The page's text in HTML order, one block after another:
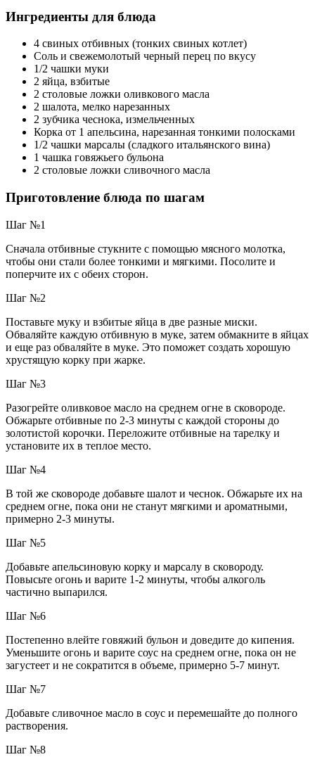
Ингредиенты для блюда
4 свиных отбивных (тонких свиных котлет)
Соль и свежемолотый черный перец по вкусу
1/2 чашки муки
2 яйца, взбитые
2 столовые ложки оливкового масла
2 шалота, мелко нарезанных
2 зубчика чеснока, измельченных
Корка от 1 апельсина, нарезанная тонкими полосками
1/2 чашки марсалы (сладкого итальянского вина)
1 чашка говяжьего бульона
2 столовые ложки сливочного масла
Приготовление блюда по шагам
Шаг №1
Сначала отбивные стукните с помощью мясного молотка,
чтобы они стали более тонкими и мягкими. Посолите и
поперчите их с обеих сторон.
Шаг №2
Поставьте муку и взбитые яйца в две разные миски.
Обваляйте каждую отбивную в муке, затем обмакните в яйцах
и еще раз обваляйте в муке. Это поможет создать хорошую
хрустящую корку при жарке.
Шаг №3
Разогрейте оливковое масло на среднем огне в сковороде.
Обжарьте отбивные по 2-3 минуты с каждой стороны до
золотистой корочки. Переложите отбивные на тарелку и
установите их в теплое место.
Шаг №4
В той же сковороде добавьте шалот и чеснок. Обжарьте их на
среднем огне, пока они не станут мягкими и ароматными,
примерно 2-3 минуты.
Шаг №5
Добавьте апельсиновую корку и марсалу в сковороду.
Повысьте огонь и варите 1-2 минуты, чтобы алкоголь
частично выпарился.
Шаг №6
Постепенно влейте говяжий бульон и доведите до кипения.
Уменьшите огонь и варите соус на среднем огне, пока он не
загустеет и не сократится в объеме, примерно 5-7 минут.
Шаг №7
Добавьте сливочное масло в соус и перемешайте до полного
растворения.
Шаг №8